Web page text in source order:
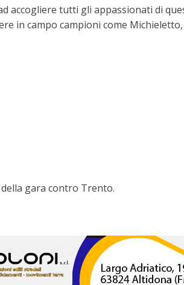
accogliere tutti gli appassionati di
in campo campioni come Michieletto,
gara contro Trento.